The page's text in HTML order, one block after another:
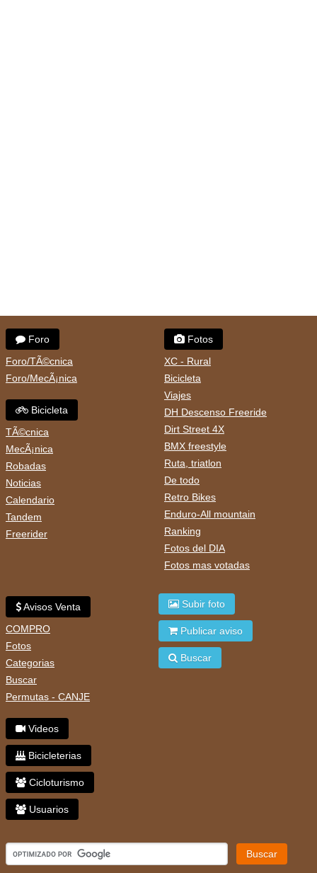
Foro
Foro/TÃ©cnica
Foro/MecÃ¡nica
Bicicleta
TÃ©cnica
MecÃ¡nica
Robadas
Noticias
Calendario
Tandem
Freerider
Fotos
XC - Rural
Bicicleta
Viajes
DH Descenso Freeride
Dirt Street 4X
BMX freestyle
Ruta, triatlon
De todo
Retro Bikes
Enduro-All mountain
Ranking
Fotos del DIA
Fotos mas votadas
Avisos Venta
COMPRO
Fotos
Categorias
Buscar
Permutas - CANJE
Videos
Bicicleterias
Cicloturismo
Usuarios
Subir foto
Publicar aviso
Buscar
Buscar